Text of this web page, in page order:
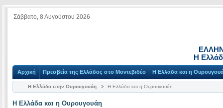
Σάββατο, 8 Αυγούστου 2026
Η
Αρχική Πρεσβεία της Ελλάδος στο Μοντεβιδέο Η Ελλάδα και η
Η Ελλάδα στην Ουρουγουάη Η Ελλάδα και η Ουρουγουάη
Η Ελλάδα και η Ουρουγουάη